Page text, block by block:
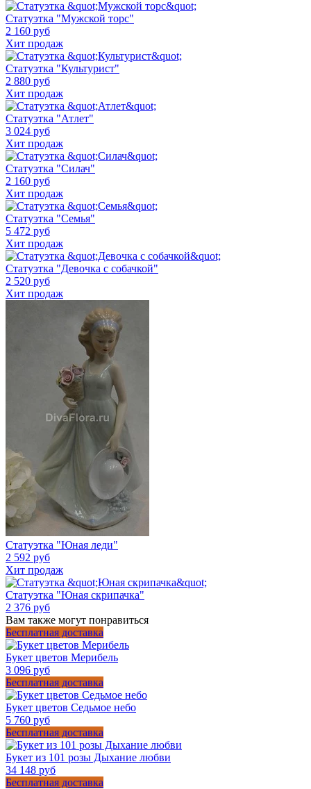
Статуэтка "Мужской торс"
2 160 руб
Хит продаж
Статуэтка "Культурист"
2 880 руб
Хит продаж
Статуэтка "Атлет"
3 024 руб
Хит продаж
Статуэтка "Силач"
2 160 руб
Хит продаж
Статуэтка "Семья"
5 472 руб
Хит продаж
Статуэтка "Девочка с собачкой"
2 520 руб
Хит продаж
Статуэтка "Юная леди"
2 592 руб
Хит продаж
Статуэтка "Юная скрипачка"
2 376 руб
Вам также могут понравиться
Бесплатная доставка
Букет цветов Мерибель
3 096 руб
Бесплатная доставка
Букет цветов Седьмое небо
5 760 руб
Бесплатная доставка
Букет из 101 розы Дыхание любви
34 148 руб
Бесплатная доставка